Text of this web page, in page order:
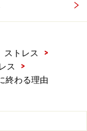
ストレス
>
ス
>
終わる理由